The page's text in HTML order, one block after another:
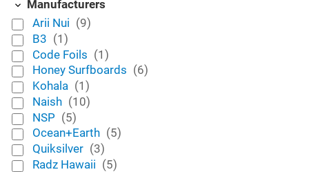
Manufacturers
Arii Nui (9)
B3 (1)
Code Foils (1)
Honey Surfboards (6)
Kohala (1)
Naish (10)
NSP (5)
Ocean+Earth (5)
Quiksilver (3)
Radz Hawaii (5)